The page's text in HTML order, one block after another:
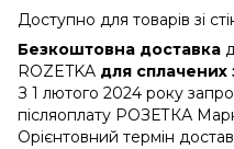
Доступно для товарів зі
Безкоштовна доставка
ROZETKA для сплачених
З 1 лютого 2024 року
післяоплату РОЗЕТКА
Орієнтовний термін